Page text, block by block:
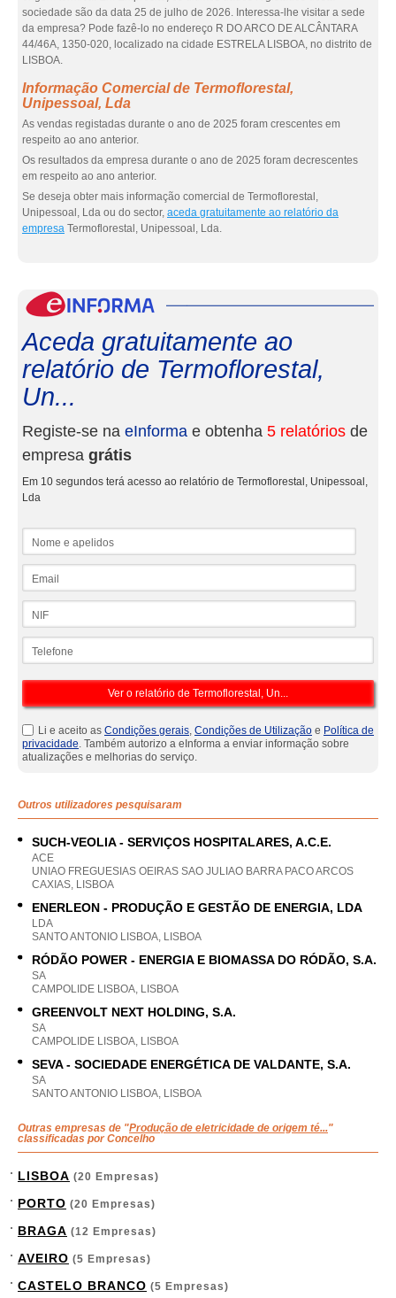
sociedade são da data 25 de julho de 2026. Interessa-lhe visitar a sede
da empresa? Pode fazê-lo no endereço R DO ARCO DE ALCÂNTARA
44/46A, 1350-020, localizado na cidade ESTRELA LISBOA, no distrito de
LISBOA.
Informação Comercial de Termoflorestal,
Unipessoal, Lda
As vendas registadas durante o ano de 2025 foram crescentes em
respeito ao ano anterior.
Os resultados da empresa durante o ano de 2025 foram decrescentes
em respeito ao ano anterior.
Se deseja obter mais informação comercial de Termoflorestal,
Unipessoal, Lda ou do sector, aceda gratuitamente ao relatório da
empresa Termoflorestal, Unipessoal, Lda.
Aceda gratuitamente ao
relatório de Termoflorestal,
Un...
Registe-se na eInforma e obtenha 5 relatórios de
empresa grátis
Em 10 segundos terá acesso ao relatório de Termoflorestal, Unipessoal,
Lda
Li e aceito as Condições gerais, Condições de Utilização e Política de
privacidade. Também autorizo a eInforma a enviar informação sobre
atualizações e melhorias do serviço.
Outros utilizadores pesquisaram
SUCH-VEOLIA - SERVIÇOS HOSPITALARES, A.C.E.
ACE
UNIAO FREGUESIAS OEIRAS SAO JULIAO BARRA PACO ARCOS
CAXIAS, LISBOA
ENERLEON - PRODUÇÃO E GESTÃO DE ENERGIA, LDA
LDA
SANTO ANTONIO LISBOA, LISBOA
RÓDÃO POWER - ENERGIA E BIOMASSA DO RÓDÃO, S.A.
SA
CAMPOLIDE LISBOA, LISBOA
GREENVOLT NEXT HOLDING, S.A.
SA
CAMPOLIDE LISBOA, LISBOA
SEVA - SOCIEDADE ENERGÉTICA DE VALDANTE, S.A.
SA
SANTO ANTONIO LISBOA, LISBOA
Outras empresas de "Produção de eletricidade de origem té..."
classificadas por Concelho
LISBOA (20 Empresas)
PORTO (20 Empresas)
BRAGA (12 Empresas)
AVEIRO (5 Empresas)
CASTELO BRANCO (5 Empresas)